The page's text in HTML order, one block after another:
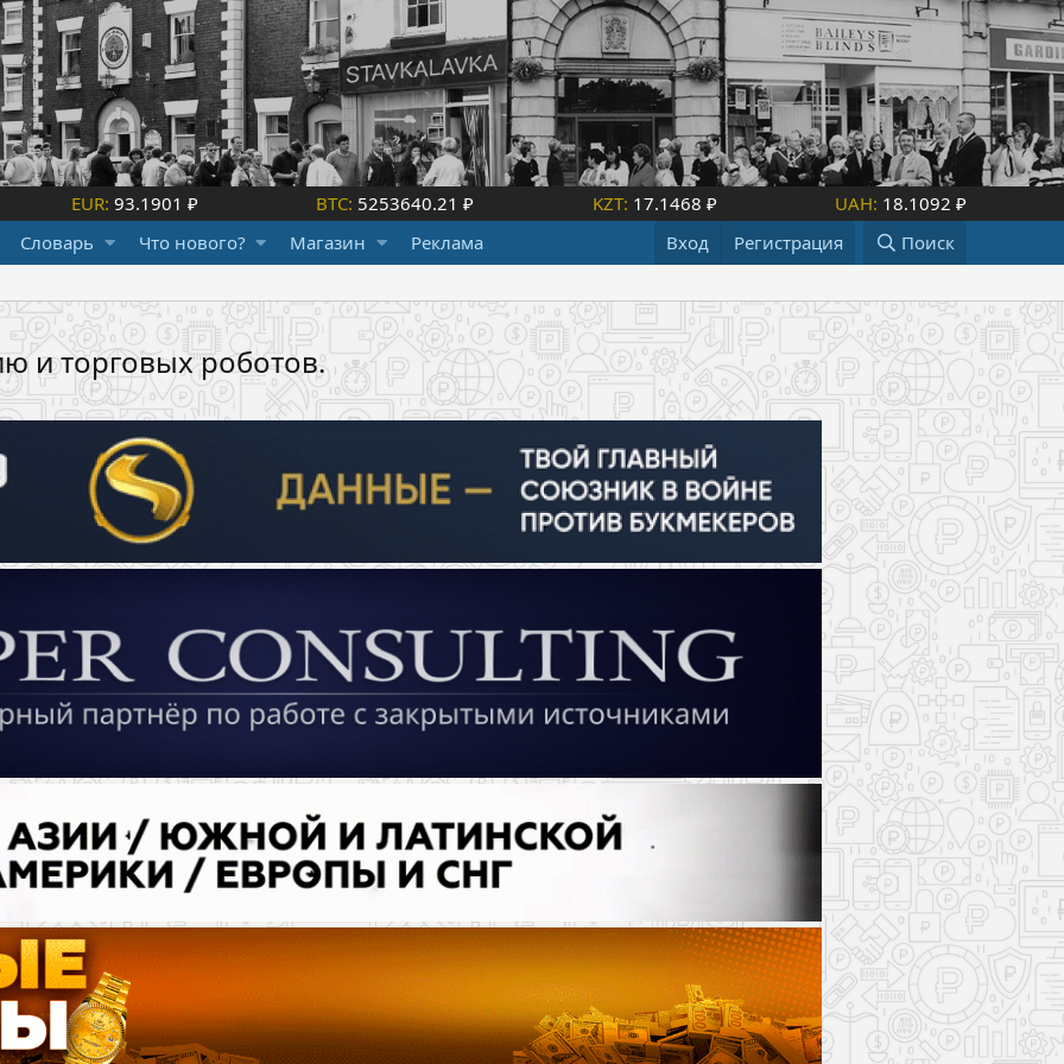
EUR: 93.1901 ₽ BTC: 5253640.21 ₽ KZT: 17.1468 ₽ UAH: 18.1092 ₽
Словарь Что нового? Магазин Реклама Вход Регистрация Поиск
и торговых роботов.